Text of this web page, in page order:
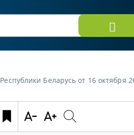
проекту построила и ввела в эксплуатацию в июле 2017 года в пределах нормативных сроков строительства многофункциональный торговый центр.